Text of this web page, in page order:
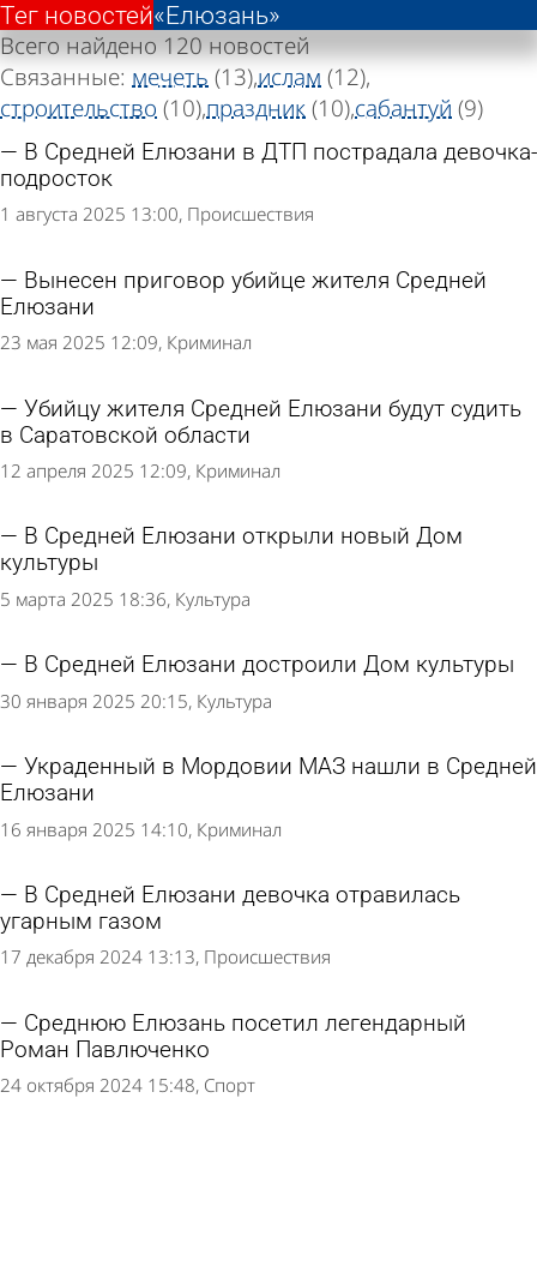
«Елюзань»
Тег новостей
Всего найдено 120 новостей
Связанные: мечеть (13)ислам (12)
строительство (10)праздник(10)сабантуй (9)
В Средней Елюзани в ДТП пострадала девочка-
подросток
1 августа 2025 13:00 Происшествия
Вынесен приговор убийце жителя Средней
Елюзани
23 мая 2025 12:09 Криминал
Убийцу жителя Средней Елюзани будут судить
в Саратовской области
12 апреля 2025 12:09 Криминал
В Средней Елюзани открыли новый Дом
культуры
5 марта 2025 18:36 Культура
В Средней Елюзани достроили Дом культуры
30 января 2025 20:15 Культура
Украденный в Мордовии МАЗ нашли в Средней
Елюзани
16 января 2025 14:10 Криминал
В Средней Елюзани девочка отравилась
угарным газом
17 декабря 2024 13:13 Происшествия
Среднюю Елюзань посетил легендарный
Роман Павлюченко
24 октября 2024 15:48 Спорт
«Елюзань»
Тег новостей